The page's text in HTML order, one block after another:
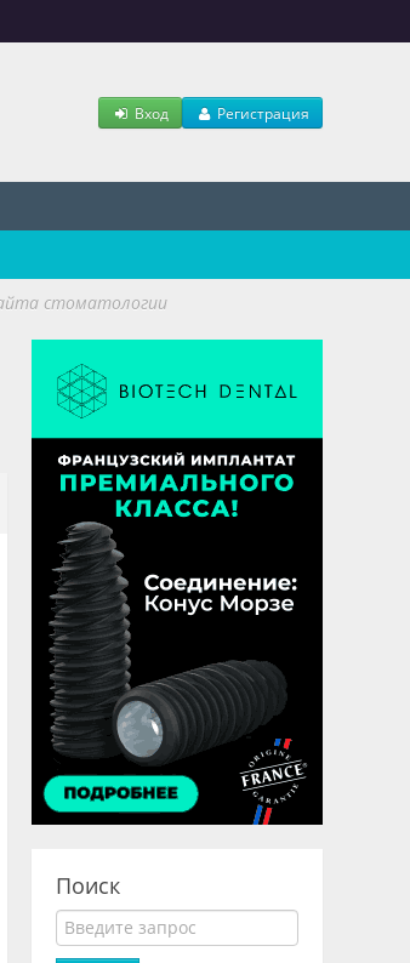
Вход Регистрация
стоматологии
Поиск